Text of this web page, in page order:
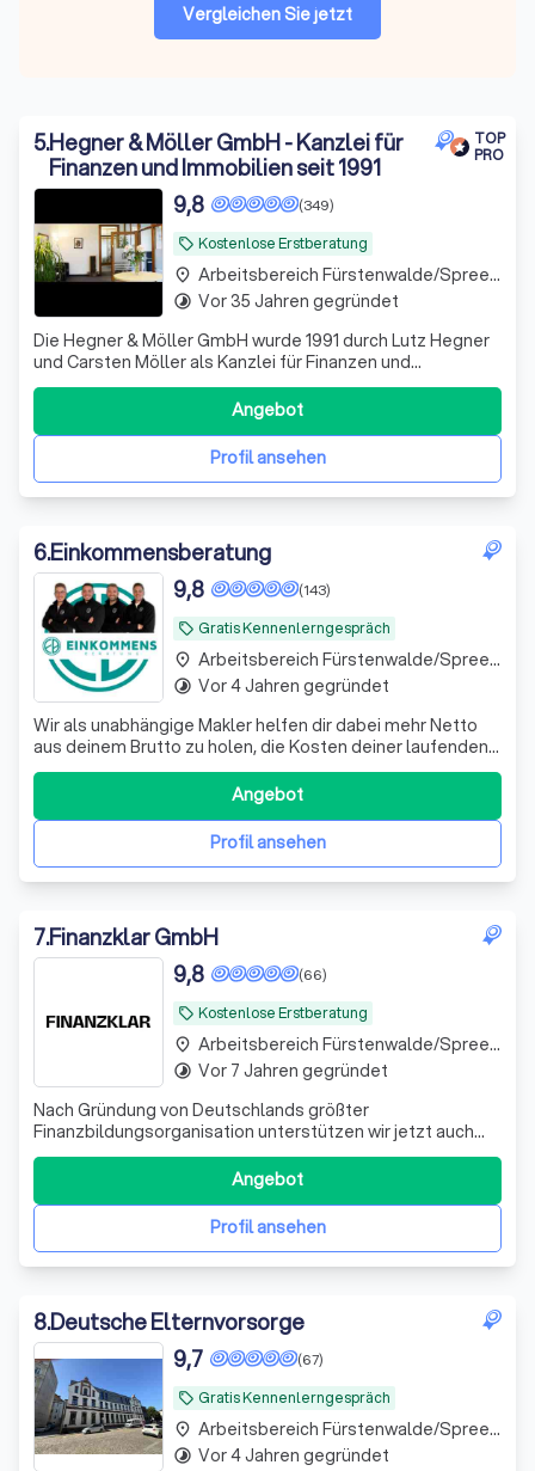
Vergleichen Sie jetzt
5.Hegner & Möller GmbH - Kanzlei für
Finanzen und Immobilien seit 1991
TOP
PRO
local_offer Kostenlose Erstberatung
(349)
9,8
Die Hegner & Möller GmbH wurde 1991 durch Lutz Hegner
und Carsten Möller als Kanzlei für Finanzen und
Immobilien gegründet. Wir haben uns auf
Finanzierungslösungen in schwierigen Fällen spezialisiert.
Täglich haben wir mit Kunden zu tun, die häufig bei Ihrer
Bank eine Kündigung oder Absage erhalten.
Profil ansehen
Angebot
place Arbeitsbereich Fürstenwalde/Spree Fürstenwalde
timelapse Vor 35 Jahren gegründet
6.Einkommensberatung
local_offer Gratis Kennenlerngespräch
(143)
9,8
Wir als unabhängige Makler helfen dir dabei mehr Netto
aus deinem Brutto zu holen, die Kosten deiner laufenden
Verträge zu reduzieren und deine Rentenlücke zu
Profil ansehen
Angebot
place Arbeitsbereich Fürstenwalde/Spree Fürstenwalde
timelapse Vor 4 Jahren gegründet
7.Finanzklar GmbH
local_offer Kostenlose Erstberatung
(66)
9,8
Nach Gründung von Deutschlands größter
Finanzbildungsorganisation unterstützen wir jetzt auch
bei der Umsetzung. Bekannt aus ZDF, ARD, RTL und vielen
Profil ansehen
Angebot
place Arbeitsbereich Fürstenwalde/Spree Fürstenwalde
timelapse Vor 7 Jahren gegründet
8.Deutsche Elternvorsorge
local_offer Gratis Kennenlerngespräch
(67)
9,7
place Arbeitsbereich Fürstenwalde/Spree Fürstenwalde
timelapse Vor 4 Jahren gegründet